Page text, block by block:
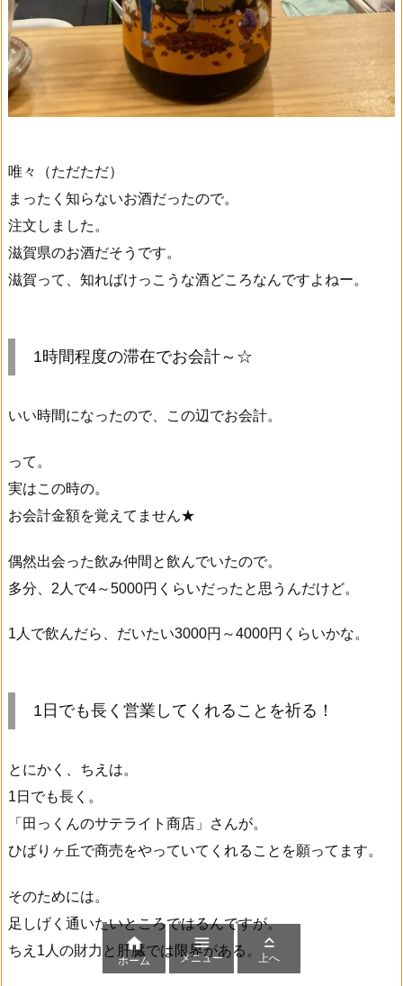
唯々（ただただ）
まったく知らないお酒だったので。
注文しました。
滋賀県のお酒だそうです。
滋賀って、知ればけっこうな酒どころなんですよねー。
1時間程度の滞在でお会計～☆
いい時間になったので、この辺でお会計。
って。
実はこの時の。
お会計金額を覚えてません★
偶然出会った飲み仲間と飲んでいたので。
多分、2人で4～5000円くらいだったと思うんだけど。
1人で飲んだら、だいたい3000円～4000円くらいかな。
1日でも長く営業してくれることを祈る！
とにかく、ちえは。
1日でも長く。
「田っくんのサテライト商店」さんが。
ひばりヶ丘で商売をやっていてくれることを願ってます。
そのためには。
足しげく通いたいところではるんですが。
ちえ1人の財力と肝臓では限界がある。

ホーム

メニュー

上へ